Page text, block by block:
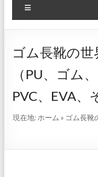
プ
ニ
ー
ゴム長靴の
（PU、ゴム
PVC、EVA、
現在地:ホーム » ゴム長靴